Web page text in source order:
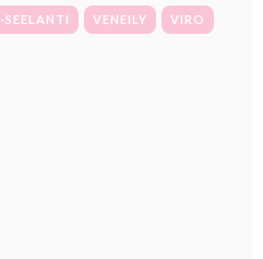
SEELANTI VENEILY VIRO